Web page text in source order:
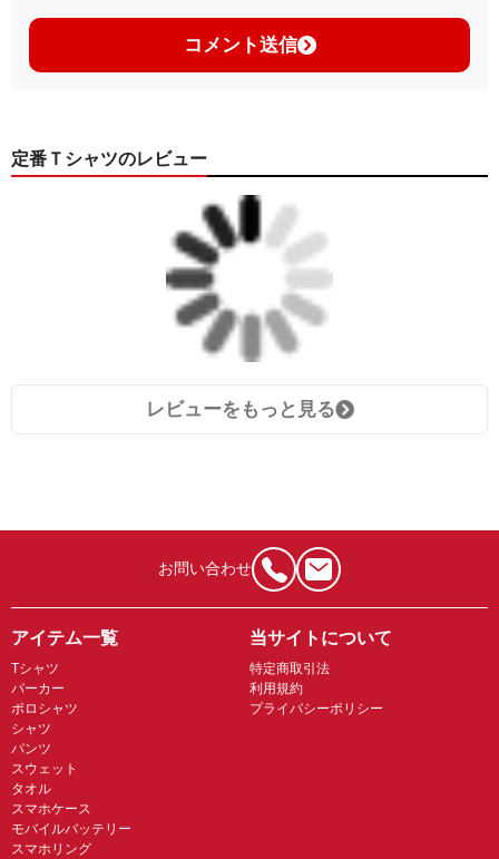
コメント送信
定番Ｔシャツのレビュー
レビューをもっと見る
お問い合わせ
アイテム一覧
Tシャツ
パーカー
ポロシャツ
シャツ
パンツ
スウェット
タオル
スマホケース
モバイルバッテリー
スマホリング
当サイトについて
特定商取引法
利用規約
プライバシーポリシー